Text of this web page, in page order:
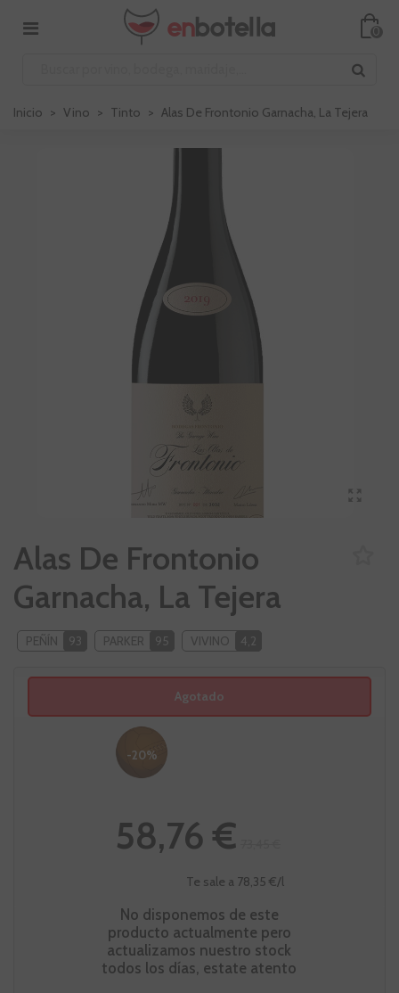
0
Inicio > Vino > Tinto > Alas De Frontonio Garnacha, La Tejera
Alas De Frontonio
Garnacha, La Tejera
PEÑÍN 93 PARKER 95 VIVINO 4,2
Agotado
-20%
58,76 €
Te sale a 78,35 €/l
No disponemos de este
producto actualmente pero
actualizamos nuestro stock
todos los días, estate atento